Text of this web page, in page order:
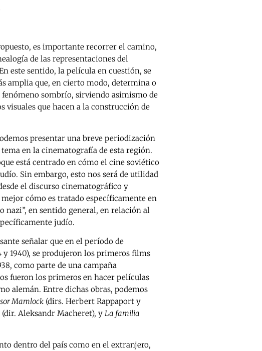
es importante recorrer el camino,
de las representaciones del
este sentido, la película en cuestión, se
amplia que, en cierto modo, determina o
sombrío, sirviendo asimismo de
visuales que hacen a la construcción de
presentar una breve periodización
en la cinematografía de esta región.
está centrado en cómo el cine soviético
Sin embargo, esto nos será de utilidad
el discurso cinematográfico y
cómo es tratado específicamente en
nazi”, en sentido general, en relación al
judío.
señalar que en el período de
1940), se produjeron los primeros films
como parte de una campaña
fueron los primeros en hacer películas
alemán. Entre dichas obras, podemos
Mamlock (dirs. Herbert Rappaport y
(dir. Aleksandr Macheret), yLa familia
dentro del país como en el extranjero,